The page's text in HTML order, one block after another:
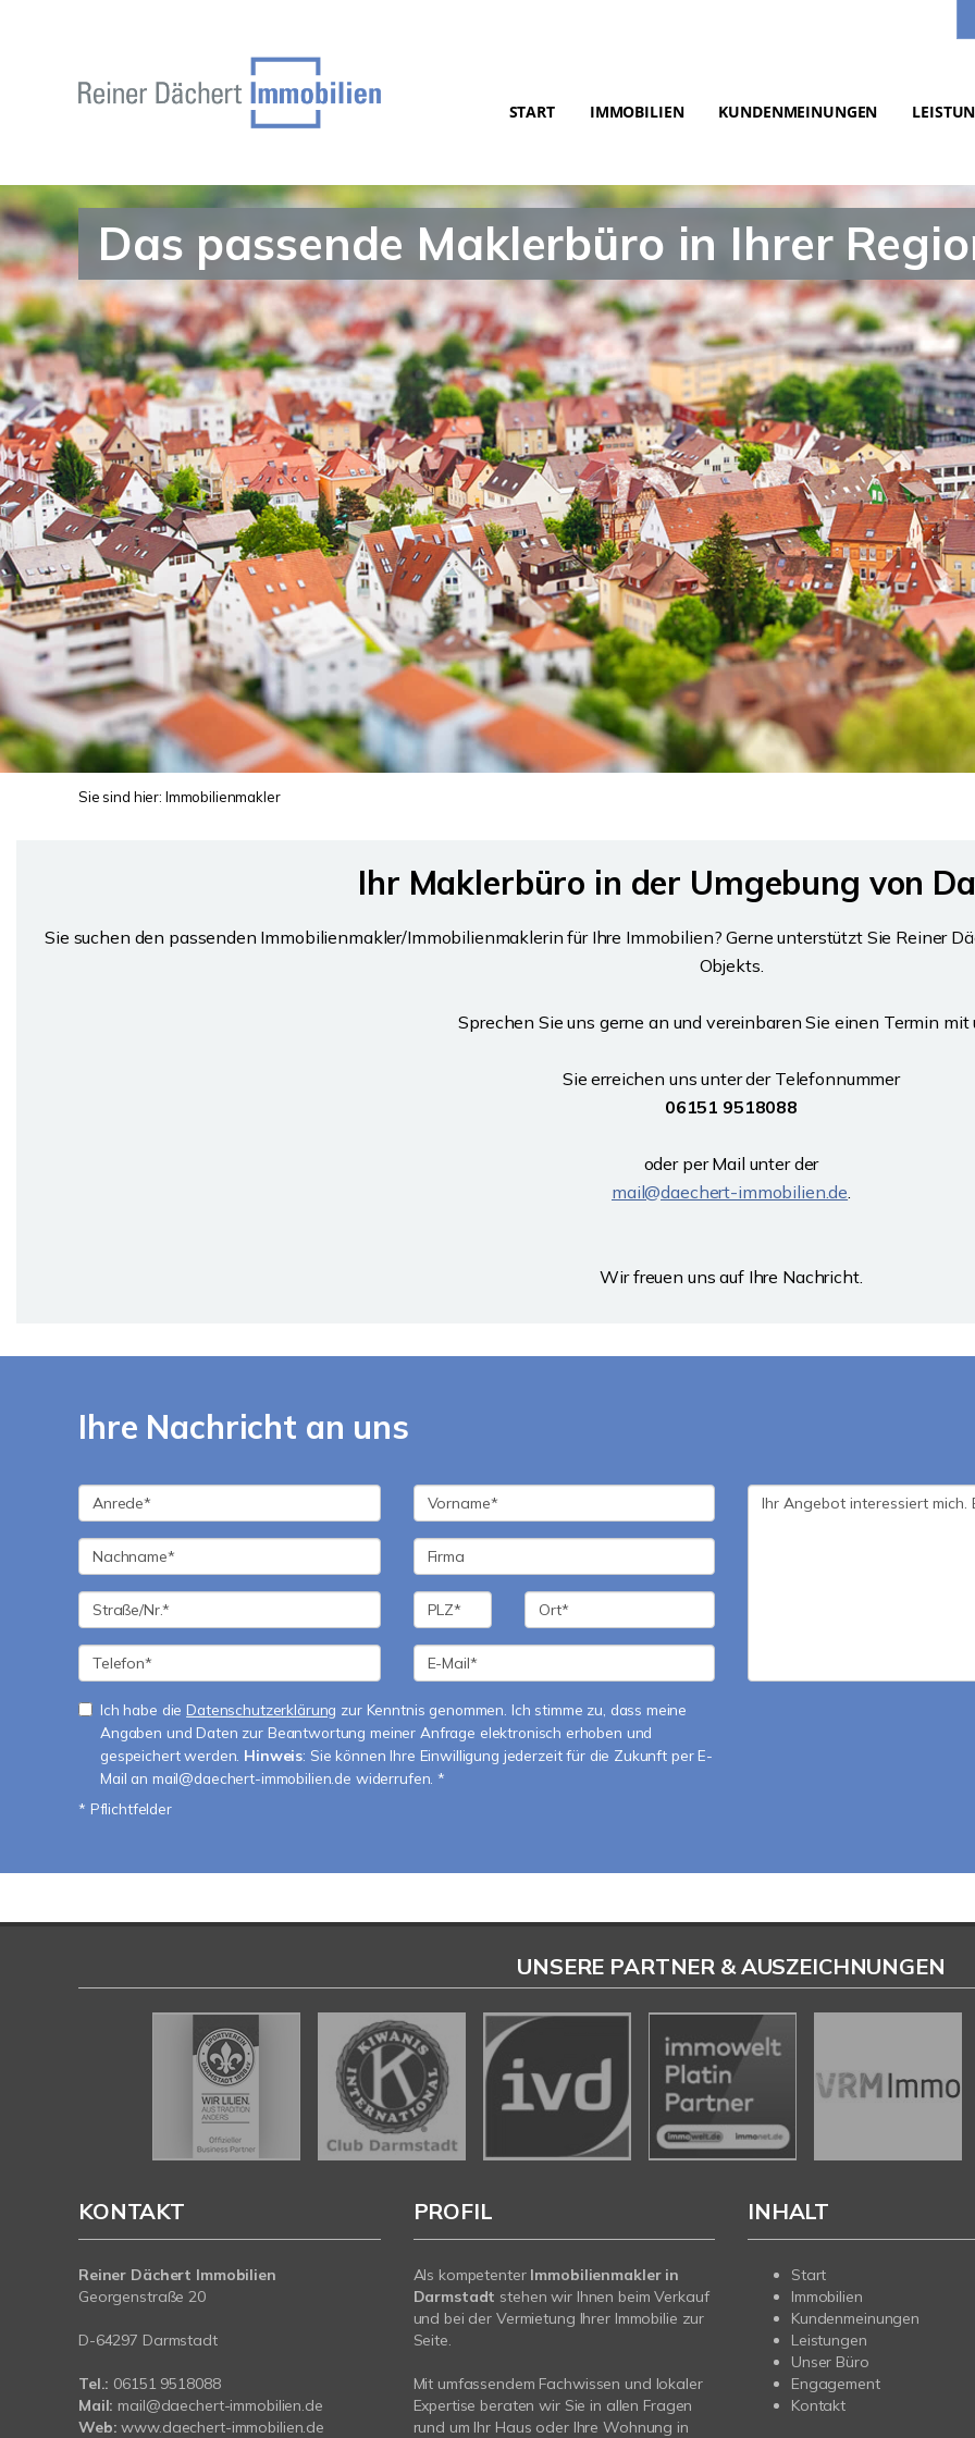
START IMMOBILIEN KUNDENMEINUNGEN
Das passende Maklerbüro in Ihrer
Sie sind hier: Immobilienmakler
Ihr Maklerbüro in der Umgebung von
Sie suchen den passenden Immobilienmakler/Immobilienmaklerin für Ihre Immobilien? Gerne unterstützt Sie Reiner
Objekts.
Sprechen Sie uns gerne an und vereinbaren Sie einen Termin mit
Sie erreichen uns unter der Telefonnummer
06151 9518088
oder per Mail unter der
mail@daechert-immobilien.de.
Wir freuen uns auf Ihre Nachricht.
Ihre Nachricht an uns
Ich habe die Datenschutzerklärung zur Kenntnis genommen. Ich stimme zu, dass meine
Angaben und Daten zur Beantwortung meiner Anfrage elektronisch erhoben und
gespeichert werden. Hinweis: Sie können Ihre Einwilligung jederzeit für die Zukunft per E-
Mail an mail@daechert-immobilien.de widerrufen. *
* Pflichtfelder
UNSERE PARTNER & AUSZEICHNUNGEN
KONTAKT
Reiner Dächert Immobilien
Georgenstraße 20
D-64297 Darmstadt
Tel.: 06151 9518088
Mail: mail@daechert-immobilien.de
Web: www.daechert-immobilien.de
PROFIL
Als kompetenter Immobilienmakler in
Darmstadt stehen wir Ihnen beim Verkauf
und bei der Vermietung Ihrer Immobilie zur
Seite.
Mit umfassendem Fachwissen und lokaler
Expertise beraten wir Sie in allen Fragen
rund um Ihr Haus oder Ihre Wohnung in
INHALT
Start
Immobilien
Kundenmeinungen
Leistungen
Unser Büro
Engagement
Kontakt